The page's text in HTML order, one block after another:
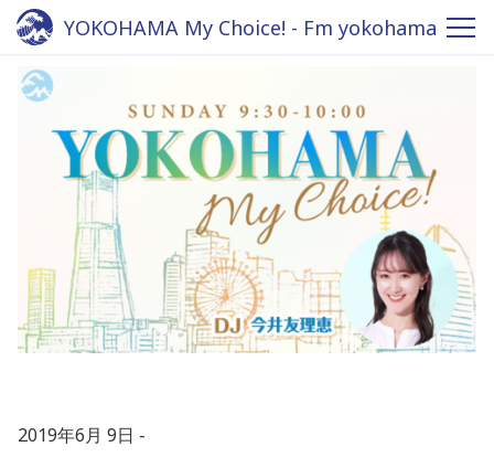
YOKOHAMA My Choice! - Fm yokohama
2019年6月 9日